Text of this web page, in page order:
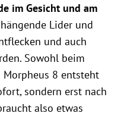
im Gesicht und am
Lider und
und auch
Sowohl beim
8 entsteht
sondern erst nach
also etwas